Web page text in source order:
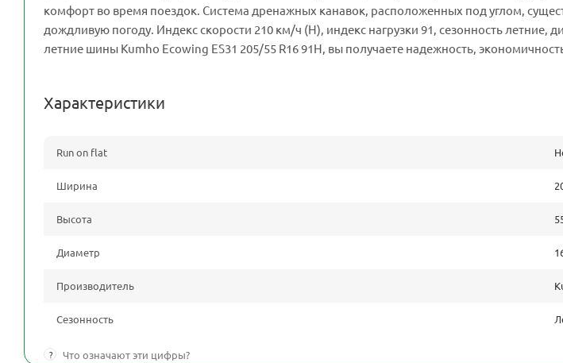
комфорт во время поездок. Система дренажных канавок, расположенных под углом,
дождливую погоду. Индекс скорости 210 км/ч (H), индекс нагрузки 91, сезонность
летние шины Kumho Ecowing ES31 205/55 R16 91H, вы получаете надежность,
Характеристики
Run on flat
Ширина
Высота
Диаметр
Производитель
Сезонность
? Что означают эти цифры?